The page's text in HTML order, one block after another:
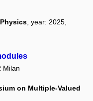
, year: 2025,
Milan
on Multiple-Valued